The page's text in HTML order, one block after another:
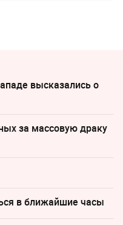
высказались о
за массовую драку
в ближайшие часы